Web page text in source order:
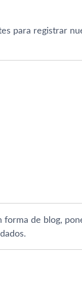
para registrar
de blog,